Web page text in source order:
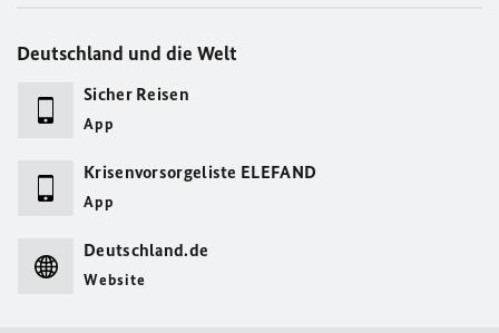
Deutschland und die Welt
Sicher Reisen
App
Krisenvorsorgeliste ELEFAND
App
Deutschland.de
Website